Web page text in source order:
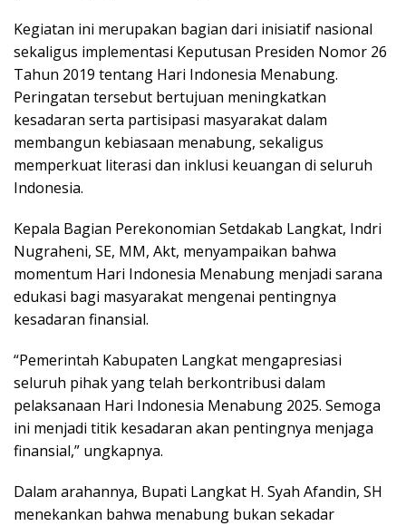
Kegiatan ini merupakan bagian dari inisiatif nasional
sekaligus implementasi Keputusan Presiden Nomor 26
Tahun 2019 tentang Hari Indonesia Menabung.
Peringatan tersebut bertujuan meningkatkan
kesadaran serta partisipasi masyarakat dalam
membangun kebiasaan menabung, sekaligus
memperkuat literasi dan inklusi keuangan di seluruh
Indonesia.
Kepala Bagian Perekonomian Setdakab Langkat, Indri
Nugraheni, SE, MM, Akt, menyampaikan bahwa
momentum Hari Indonesia Menabung menjadi sarana
edukasi bagi masyarakat mengenai pentingnya
kesadaran finansial.
“Pemerintah Kabupaten Langkat mengapresiasi
seluruh pihak yang telah berkontribusi dalam
pelaksanaan Hari Indonesia Menabung 2025. Semoga
ini menjadi titik kesadaran akan pentingnya menjaga
finansial,” ungkapnya.
Dalam arahannya, Bupati Langkat H. Syah Afandin, SH
menekankan bahwa menabung bukan sekadar